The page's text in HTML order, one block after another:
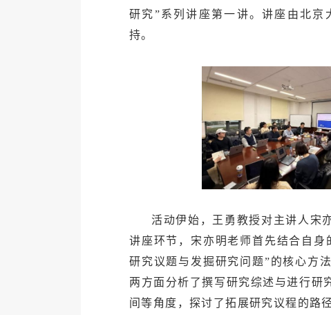
研究”系列讲座第一讲。讲座由北
持。
活动伊始，王勇教授对主讲人宋
讲座环节，宋亦明老师首先结合自
研究议题与发掘研究问题”的核心方
两方面分析了撰写研究综述与进行研
间等角度，探讨了拓展研究议程的路径